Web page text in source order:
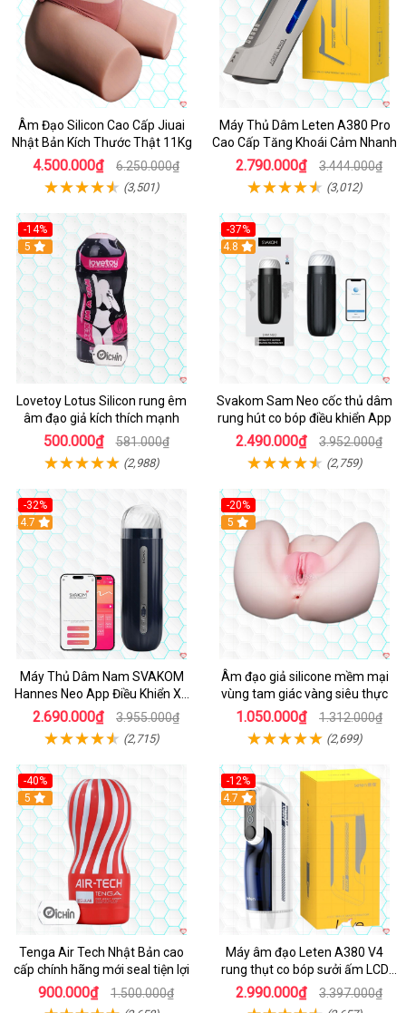
Âm Đạo Silicon Cao Cấp Jiuai
Nhật Bản Kích Thước Thật 11Kg
4.500.000₫ 6.250.000₫
(3,501)
Máy Thủ Dâm Leten A380 Pro
Cao Cấp Tăng Khoái Cảm Nhanh
2.790.000₫ 3.444.000₫
(3,012)
-14%
Hot
5
Lovetoy Lotus Silicon rung êm
âm đạo giả kích thích mạnh
500.000₫ 581.000₫
(2,988)
-37%
4.8
Svakom Sam Neo cốc thủ dâm
rung hút co bóp điều khiển App
2.490.000₫ 3.952.000₫
(2,759)
-32%
Hot
4.7
Máy Thủ Dâm Nam SVAKOM
Hannes Neo App Điều Khiển Xa
Cao Cấp
2.690.000₫ 3.955.000₫
(2,715)
-20%
Hot
5
Âm đạo giả silicone mềm mại
vùng tam giác vàng siêu thực
1.050.000₫ 1.312.000₫
(2,699)
-40%
Hot
5
Tenga Air Tech Nhật Bản cao
cấp chính hãng mới seal tiện lợi
900.000₫ 1.500.000₫
-12%
Hot
4.7
Máy âm đạo Leten A380 V4
rung thụt co bóp sưởi ấm LCD
đẹp
2.990.000₫ 3.397.000₫